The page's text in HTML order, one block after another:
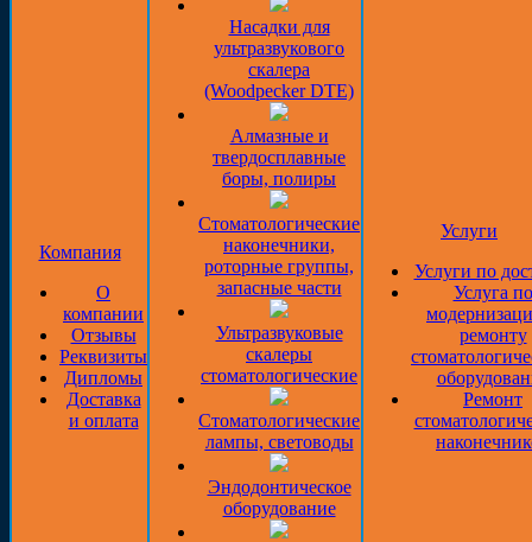
Компания
О
компании
Отзывы
Реквизиты
Дипломы
Доставка
и оплата
Насадки для
ультразвукового
скалера
(Woodpecker DTE)
Алмазные и
твердосплавные
боры, полиры
Стоматологические
наконечники,
роторные группы,
запасные части
Ультразвуковые
скалеры
стоматологические
Стоматологические
лампы, световоды
Эндодонтическое
оборудование
Услуги
Услуги по
Услуга по
ремонту
Ремонт